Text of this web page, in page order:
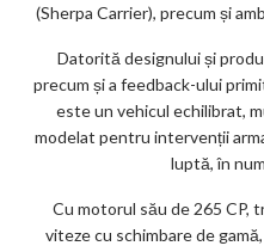
(Sherpa Carrier), precum și
Datorită designului și
precum și a feedback-ului
este un vehicul echilibrat,
modelat pentru intervenții
luptă, în
Cu motorul său de 265 CP,
viteze cu schimbare de